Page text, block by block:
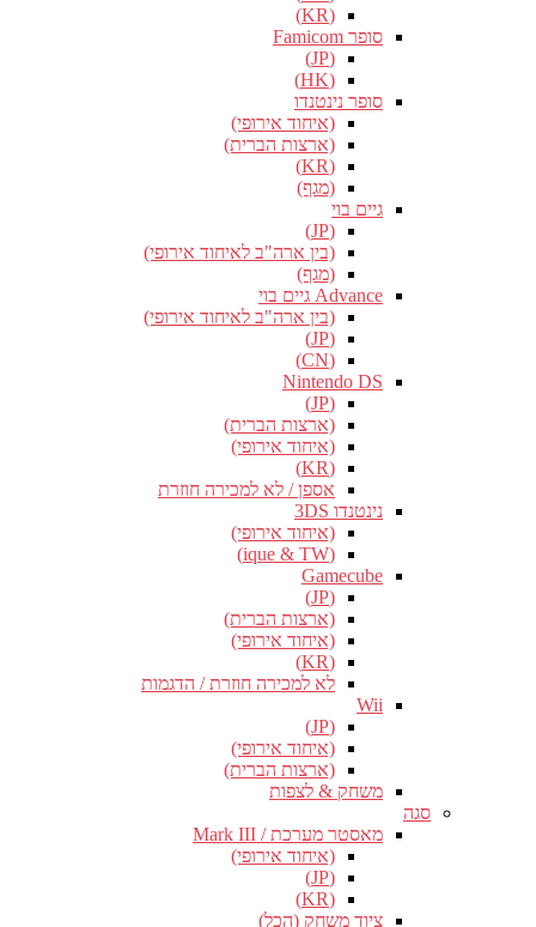
(KR)
סופר Famicom
(JP)
(HK)
סופר נינטנדו
(איחוד אירופי)
(ארצות הברית)
(KR)
(מגף)
גיים בוי
(JP)
(בין ארה"ב לאיחוד אירופי)
(מגף)
Advance גיים בוי
(בין ארה"ב לאיחוד אירופי)
(JP)
(CN)
Nintendo DS
(JP)
(ארצות הברית)
(איחוד אירופי)
(KR)
אספן / לא למכירה חוזרת
נינטנדו 3DS
(איחוד אירופי)
(ique & TW)
Gamecube
(JP)
(ארצות הברית)
(איחוד אירופי)
(KR)
לא למכירה חוזרת / הדגמות
Wii
(JP)
(איחוד אירופי)
(ארצות הברית)
משחק & לצפות
סגה
מאסטר מערכת / Mark III
(איחוד אירופי)
(JP)
(KR)
ציוד משחק (הכל)